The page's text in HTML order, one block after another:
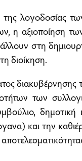
της λογοδοσίας
η αξιοποίηση
στη
διοίκηση.
διακυβέρνησης
των
δημοτική
και την